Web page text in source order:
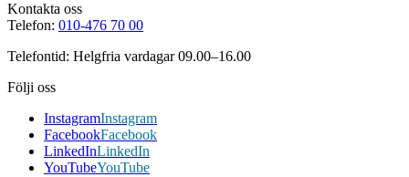
Kontakta oss
Telefon: 010-476 70 00
Telefontid: Helgfria vardagar 09.00–16.00
Följi oss
InstagramInstagram
FacebookFacebook
LinkedInLinkedIn
YouTubeYouTube